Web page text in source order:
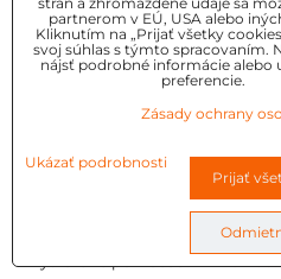
GDPR
KONTAKT
OBJEDNÁVKY
OBCHODNE-PODMIENKY
REKLAMAČNÉ PODMIENKY
partnerom v EÚ, USA alebo
Kliknutím na „Prijať všetky
svoj súhlas s týmto spracovaním.
nájsť podrobné informácie alebo
preferencie.
Zásady ochrany
Ukázať podrobnosti
Prijať